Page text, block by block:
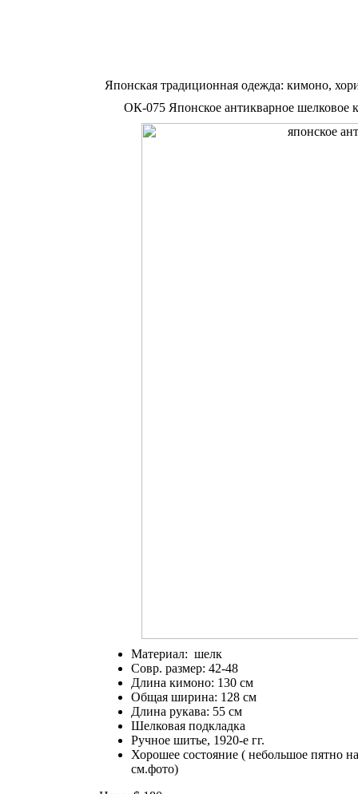
Японская традиционная одежда: кимоно,
ОК-075 Японское антикварное шелковое
Материал: шелк
Совр. размер: 42-48
Длина кимоно: 130 см
Общая ширина: 128 см
Длина рукава: 55 см
Шелковая подкладка
Ручное шитье, 1920-е гг.
Хорошее состояние ( небольшое пятно
см.фото)